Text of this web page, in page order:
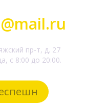
пр-т, д. 27
с 8:00 до 20:00.